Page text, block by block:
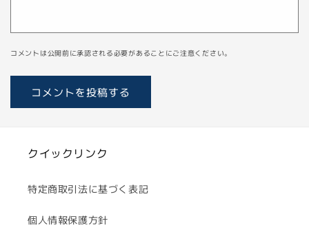
コメントは公開前に承認される必要があることにご注意ください。
クイックリンク
特定商取引法に基づく表記
個人情報保護方針